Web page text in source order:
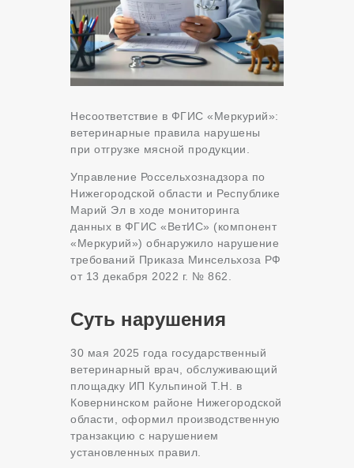
Несоответствие в ФГИС «Меркурий»:
ветеринарные правила нарушены
при отгрузке мясной продукции.
Управление Россельхознадзора по
Нижегородской области и Республике
Марий Эл в ходе мониторинга
данных в ФГИС «ВетИС» (компонент
«Меркурий») обнаружило нарушение
требований Приказа Минсельхоза РФ
от 13 декабря 2022 г. № 862.
Суть нарушения
30 мая 2025 года государственный
ветеринарный врач, обслуживающий
площадку ИП Кульпиной Т.Н. в
Ковернинском районе Нижегородской
области, оформил производственную
транзакцию с нарушением
установленных правил.